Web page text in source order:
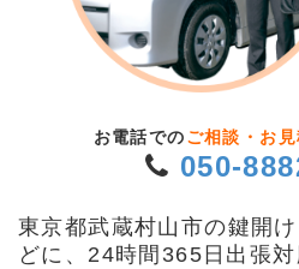
お電話での ご相談・お
050-
東京都武蔵村山市の鍵開
どに、24時間365日出張